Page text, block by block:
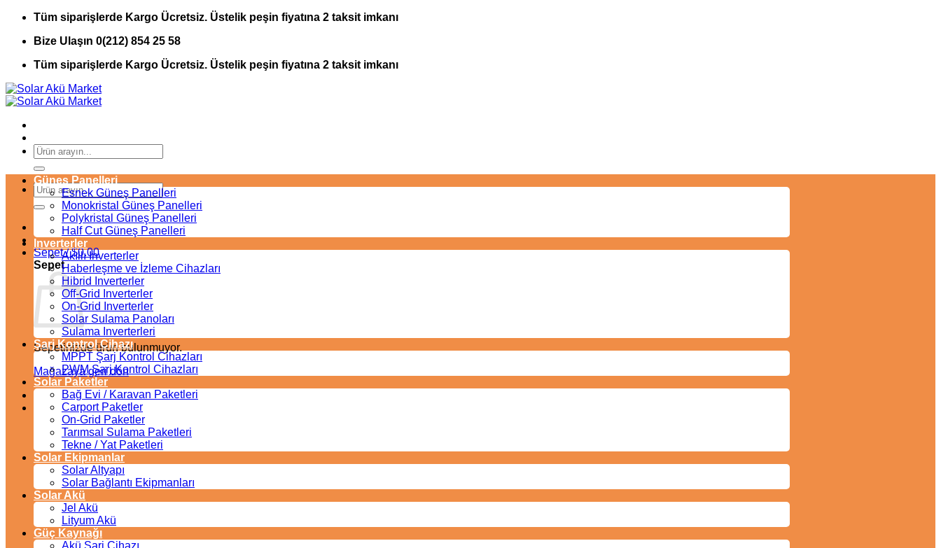
İçeriğeTüm siparişlerde Kargo Ücretsiz. Üstelik peşin fiyatına 2 taksit imkanı
Bize Ulaşın 0(212) 854 25 58
Tüm siparişlerde Kargo Ücretsiz. Üstelik peşin fiyatına 2 taksit imkanı
Ara:
Ara:
Sepet /$0.00
Sepet
Sepetinizde ürün bulunmuyor.
Mağazaya geri dön
Güneş Panelleri
Esnek Güneş Panelleri
Monokristal Güneş Panelleri
Polykristal Güneş Panelleri
Half Cut Güneş Panelleri
Inverterler
Akıllı Inverterler
Haberleşme ve İzleme Cihazları
Hibrid Inverterler
Off-Grid Inverterler
On-Grid Inverterler
Solar Sulama Panoları
Sulama Inverterleri
Şarj Kontrol Cihazı
MPPT Şarj Kontrol Cihazları
PWM Şarj Kontrol Cihazları
Solar Paketler
Bağ Evi / Karavan Paketleri
Carport Paketler
On-Grid Paketler
Tarımsal Sulama Paketleri
Tekne / Yat Paketleri
Solar Ekipmanlar
Solar Altyapı
Solar Bağlantı Ekipmanları
Solar Akü
Jel Akü
Lityum Akü
Güç Kaynağı
Akü Şarj Cihazı